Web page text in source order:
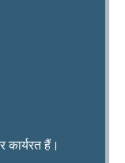
कार्यरत हैं।